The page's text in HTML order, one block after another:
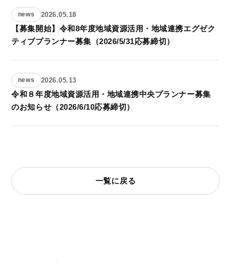
news 2026.05.18
【募集開始】令和8年度地域資源活用・地域連携エグゼク
ティブプランナー募集（2026/5/31応募締切）
news 2026.05.13
令和８年度地域資源活用・地域連携中央プランナー募集
のお知らせ（2026/6/10応募締切）
一覧に戻る